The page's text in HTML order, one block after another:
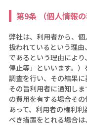
第9条 （個人情報の
弊社は、利用者から、
扱われているという理
であるという理由によ
停止等」といいます。
調査を行い、その結果に
その旨利用者に通知し
の費用を有する場合そ
あって、利用者の権利
べき措置をとれる場合は